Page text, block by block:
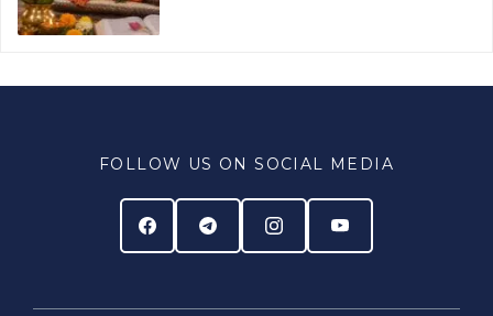
FOLLOW US ON SOCIAL MEDIA